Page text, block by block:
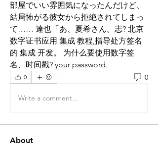
部屋でいい雰囲気になったんだけど、
結局怖がる彼女から拒絶されてしまっ
て…… 達也「あ、夏希さん。志? 北京
数字证书应用 集成 教程,指导处方签名
的 集成 开发。 为什么要使用数字签
名、时间戳? your password.
0 0
Write a comment...
About